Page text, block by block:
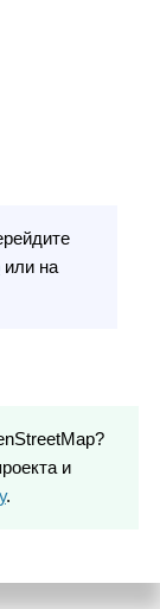
или на
и
.